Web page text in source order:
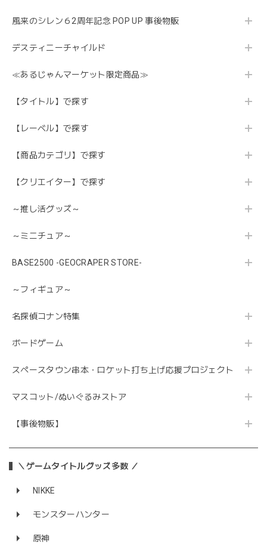
風来のシレン６2周年記念 POP UP 事後物販
デスティニーチャイルド
≪あるじゃんマーケット限定商品≫
【タイトル】で探す
【レーベル】で探す
【商品カテゴリ】で探す
【クリエイター】で探す
～推し活グッズ～
～ミニチュア～
BASE2500 -GEOCRAPER STORE-
～フィギュア～
名探偵コナン特集
ボードゲーム
スペースタウン串本・ロケット打ち上げ応援プロジェクト
マスコット/ぬいぐるみストア
【事後物販】
＼ゲームタイトルグッズ多数 ／
NIKKE
モンスターハンター
原神